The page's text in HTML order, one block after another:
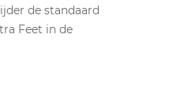
de standaard
Feet in de